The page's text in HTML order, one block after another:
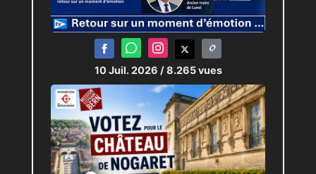
10 Juil. 2026 / 8.265 vues